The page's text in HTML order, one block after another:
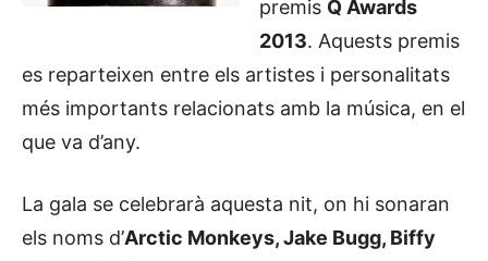
premis Q Awards
2013. Aquests premis
es reparteixen entre els artistes i personalitats
més importants relacionats amb la música, en el
que va d’any.
La gala se celebrarà aquesta nit, on hi sonaran
els noms d’Arctic Monkeys, Jake Bugg, Biffy